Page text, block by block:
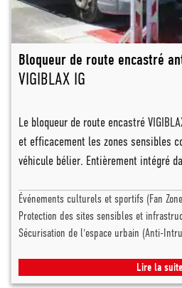
Bloqueur de route encastré
VIGIBLAX IG
Le bloqueur de route encastré
et efficacement les zones sensibles
véhicule bélier. Entièrement intégré
Événements culturels et sportifs (Fan
Protection des sites sensibles et
Sécurisation de l'espace urbain (Anti-
Lire la suite